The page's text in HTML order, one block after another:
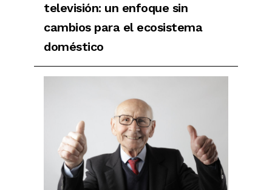
televisión: un enfoque sin
cambios para el ecosistema
doméstico